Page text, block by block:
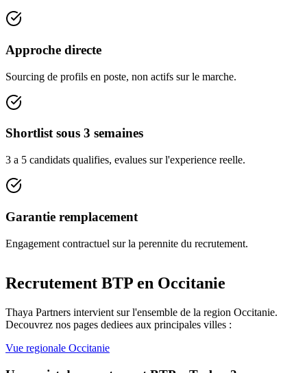
Approche directe
Sourcing de profils en poste, non actifs sur le marche.
Shortlist sous 3 semaines
3 a 5 candidats qualifies, evalues sur l'experience reelle.
Garantie remplacement
Engagement contractuel sur la perennite du recrutement.
Recrutement BTP en Occitanie
Thaya Partners intervient sur l'ensemble de la region Occitanie.
Decouvrez nos pages dediees aux principales villes :
Vue regionale Occitanie